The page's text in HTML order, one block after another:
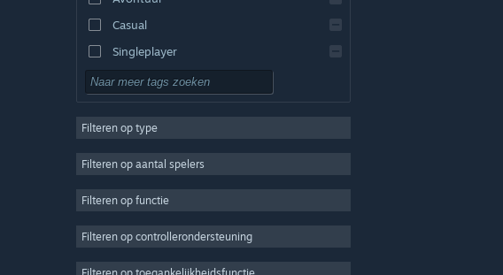
Casual
Singleplayer
Sim
Strategie
3D
Gratis te spelen
Filteren op type
Filteren op aantal spelers
Filteren op functie
Filteren op controllerondersteuning